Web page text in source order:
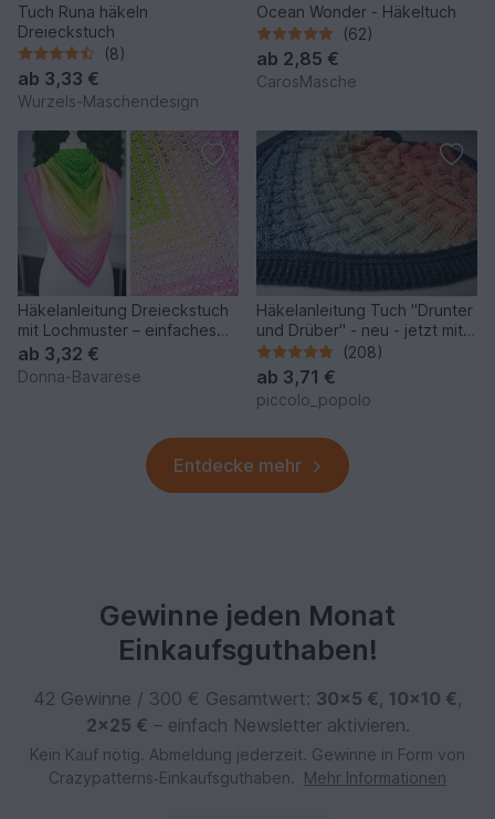
Tuch Runa häkeln
Dreieckstuch
(8)
ab 3,33 €
Wurzels-Maschendesign
Ocean Wonder - Häkeltuch
(62)
ab 2,85 €
CarosMasche
Häkelanleitung Dreieckstuch
mit Lochmuster – einfaches
Anfängerprojekt
ab 3,32 €
Donna-Bavarese
Häkelanleitung Tuch "Drunter
und Drüber" - neu - jetzt mit
zwei Tuchformen
(208)
ab 3,71 €
piccolo_popolo
Entdecke mehr
Gewinne jeden Monat
Einkaufsguthaben!
42 Gewinne / 300 € Gesamtwert: 30×5 €, 10×10 €,
2×25 € – einfach Newsletter aktivieren.
Kein Kauf nötig. Abmeldung jederzeit. Gewinne in Form von
Crazypatterns‑Einkaufsguthaben.
Mehr Informationen